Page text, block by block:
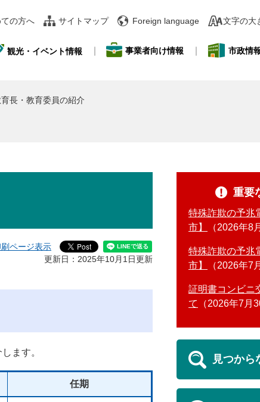
の方へ サイトマップ Foreign language 文字の大
観光・イベント情報 事業者向け情報 市政情
長・教育委員の紹介
刷ページ表示
更新日：2025年10月1日更新
ます。
任期
重要
特殊詐欺の予兆
市】
2026年8
特殊詐欺の予兆
市】
2026年7
証明書コンビニ
て
2026年7月
見つから